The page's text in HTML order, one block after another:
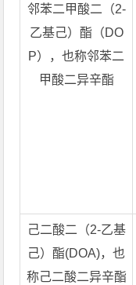
邻苯二甲酸二（2-
乙基己）酯（DO
P），也称邻苯二
甲酸二异辛酯
己二酸二（2-乙基
己）酯(DOA)，也
称己二酸二异辛酯